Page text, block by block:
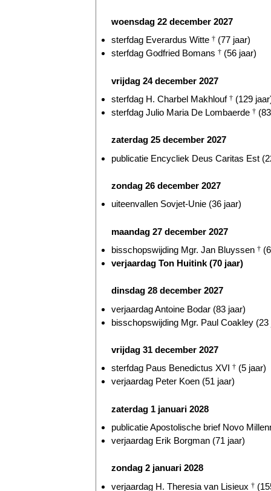
woensdag 22 december 2027
sterfdag Everardus Witte † (77 jaar)
sterfdag Godfried Bomans † (56 jaar)
vrijdag 24 december 2027
sterfdag H. Charbel Makhlouf † (129
sterfdag Julio Maria De Lombaerde †
zaterdag 25 december 2027
publicatie Encycliek Deus Caritas Est
zondag 26 december 2027
uiteenvallen Sovjet-Unie (36 jaar)
maandag 27 december 2027
bisschopswijding Mgr. Jan Bluyssen †
verjaardag Ton Huitink (70 jaar)
dinsdag 28 december 2027
verjaardag Antoine Bodar (83 jaar)
bisschopswijding Mgr. Paul Coakley (23
vrijdag 31 december 2027
sterfdag Paus Benedictus XVI † (5 jaar)
verjaardag Peter Koen (51 jaar)
zaterdag 1 januari 2028
publicatie Apostolische brief Novo
verjaardag Erik Borgman (71 jaar)
zondag 2 januari 2028
verjaardag H. Theresia van Lisieux †